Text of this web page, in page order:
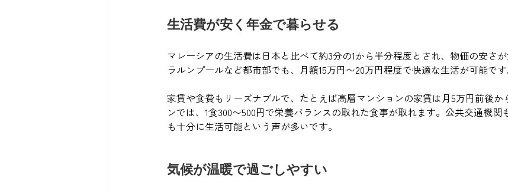
生活費が安く年金で暮らせる
マレーシアの生活費は日本と比べて約3分の1から半分程度とされ、物価の安さ
ラルンプールなど都市部でも、月額15万円〜20万円程度で快適な生活が可能です
家賃や食費もリーズナブルで、たとえば高層マンションの家賃は月5万円前後か
ンでは、1食300〜500円で栄養バランスの取れた食事が取れます。公共交通機関
も十分に生活可能という声が多いです。
気候が温暖で過ごしやすい